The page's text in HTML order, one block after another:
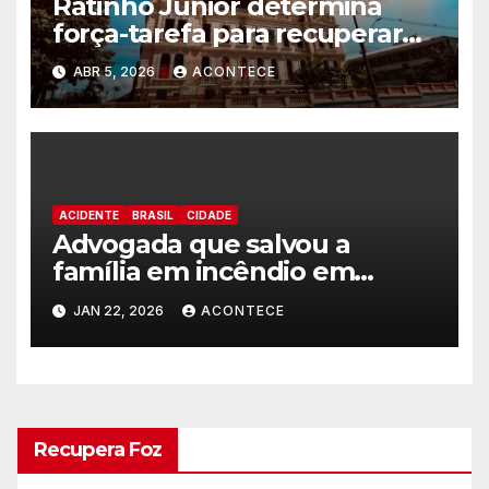
força-tarefa para recuperar
prédio do Instituto de
Educação de Paranaguá
ABR 5, 2026 ACONTECE
ACIDENTE BRASIL CIDADE
Advogada que salvou a
família em incêndio em
edificio recebe alta médica
JAN 22, 2026 ACONTECE
Recupera Foz